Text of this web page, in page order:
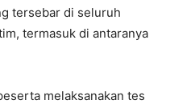
tersebar di seluruh
termasuk di antaranya
melaksanakan tes